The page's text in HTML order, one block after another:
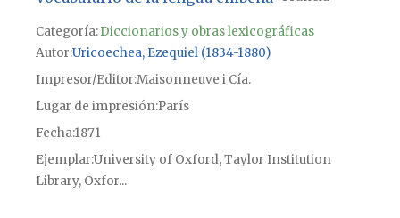
Categoría:Diccionarios y obras lexicográficas
Autor Uricoechea, Ezequiel (1834-1880)
Impresor/Editor Maisonneuve i Cía.
Lugar de impresiónParís
Fecha1871
Ejemplar University of Oxford, Taylor Institution
Library, Oxfor...